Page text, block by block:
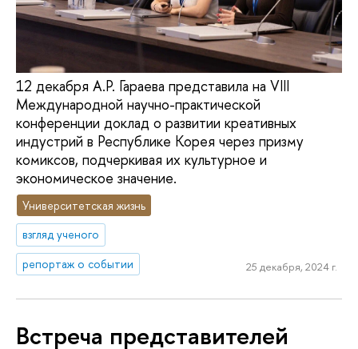
12 декабря А.Р. Гараева представила на VIII
Международной научно-практической
конференции доклад о развитии креативных
индустрий в Республике Корея через призму
комиксов, подчеркивая их культурное и
экономическое значение.
Университетская жизнь
взгляд ученого
репортаж о событии
25 декабря, 2024 г.
Встреча представителей